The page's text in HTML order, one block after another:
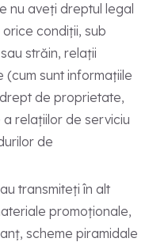
nu aveți dreptul legal
condiții, sub
străin, relații
sunt informațiile
de proprietate,
relațiilor de serviciu
de
transmiteți în alt
promoționale,
scheme piramidale